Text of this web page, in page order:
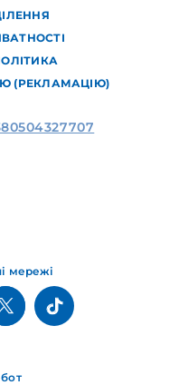
(РЕКЛАМАЦІЮ)
мережі